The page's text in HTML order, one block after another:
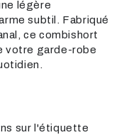
légère
subtil. Fabriqué
ce combishort
votre garde-robe
sur l'étiquette